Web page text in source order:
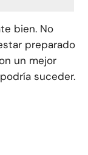
bien. No
preparado
un mejor
suceder.